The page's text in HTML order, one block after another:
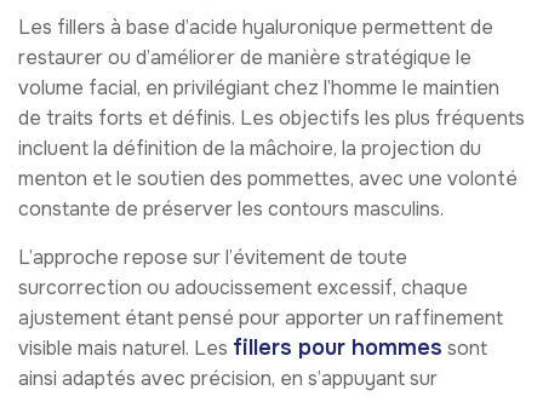
Les fillers à base d’acide hyaluronique permettent de
restaurer ou d’améliorer de manière stratégique le
volume facial, en privilégiant chez l’homme le maintien
de traits forts et définis. Les objectifs les plus fréquents
incluent la définition de la mâchoire, la projection du
menton et le soutien des pommettes, avec une volonté
constante de préserver les contours masculins.
L’approche repose sur l’évitement de toute
surcorrection ou adoucissement excessif, chaque
ajustement étant pensé pour apporter un raffinement
visible mais naturel. Les fillers pour hommes sont
ainsi adaptés avec précision, en s’appuyant sur